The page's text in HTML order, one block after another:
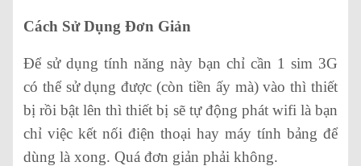
Cách Sử Dụng Đơn Giản
Để sử dụng tính năng này bạn chỉ cần 1 sim 3G
có thể sử dụng được (còn tiền ấy mà) vào thì thiết
bị rồi bật lên thì thiết bị sẽ tự động phát wifi là bạn
chỉ việc kết nối điện thoại hay máy tính bảng để
dùng là xong. Quá đơn giản phải không.